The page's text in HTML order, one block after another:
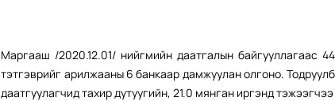
Маргааш /2020.12.01/ нийгмийн даатгалын байгууллагаас
тэтгэврийг арилжааны 6 банкаар дамжуулан олгоно.
даатгуулагчид тахир дутуугийн, 21.0 мянган иргэнд